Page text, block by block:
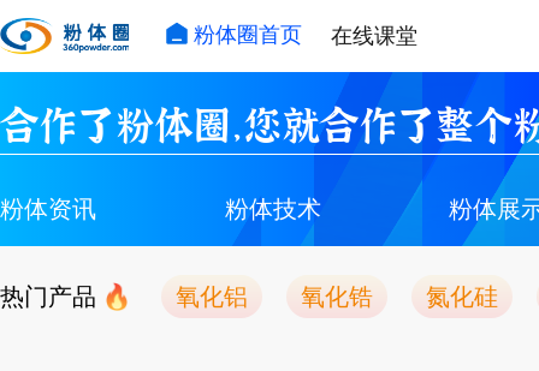
粉体圈首页 在线课堂
合作了粉体圈，您就合作了整个
粉体资讯 粉体技术 粉体展
热门产品 氧化铝 氧化锆 氮化硅